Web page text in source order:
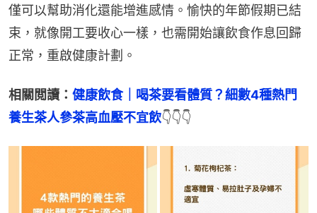
僅可以幫助消化還能增進感情。愉快的年節假期已結
束，就像開工要收心一樣，也需開始讓飲食作息回歸
正常，重啟健康計劃。
相關閲讀： 健康飲食｜喝茶要看體質？細數4種熱門
養生茶人參茶高血壓不宜飲👇👇👇